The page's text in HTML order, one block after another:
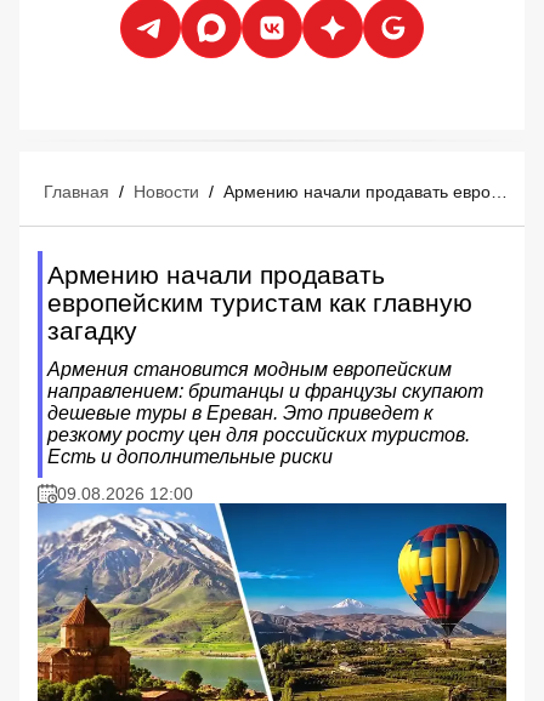
Главная / Новости /
Армению начали продавать
европейским туристам как главную
загадку
Армения становится модным европейским
направлением: британцы и французы скупают
дешевые туры в Ереван. Это приведет к
резкому росту цен для российских туристов.
Есть и дополнительные риски
09.08.2026 12:00